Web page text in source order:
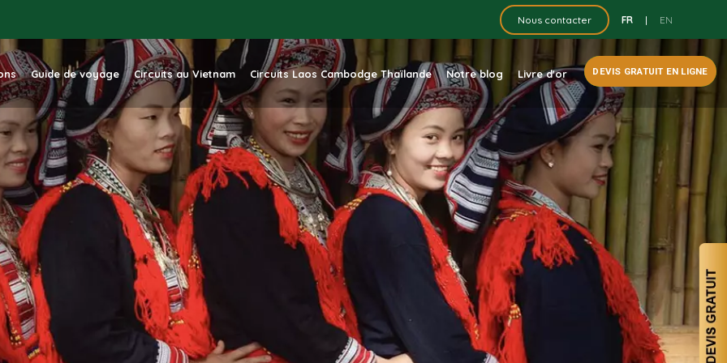
Nous contacter FR | EN
Guide de voyage Circuits au Vietnam Circuits Laos Cambodge Thaïlande Notre blog Livre d'or DEVIS GRATUIT EN LIGNE